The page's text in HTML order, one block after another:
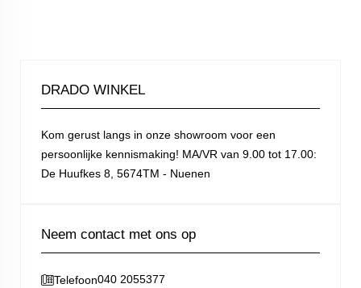
DRADO WINKEL
Kom gerust langs in onze showroom voor een
persoonlijke kennismaking! MA/VR van 9.00 tot 17.00:
De Huufkes 8, 5674TM - Nuenen
Neem contact met ons op
Telefoon040 2055377